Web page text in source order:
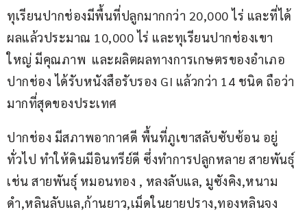
ทุเรียนปากช่องมีพื้นที่ปลูกมากกว่า 20,000 ไร่ และที่ได้
ผลแล้วประมาณ 10,000 ไร่ และทุเรียนปากช่องเขา
ใหญ่ มีคุณภาพ  และผลิตผลทางการเกษตรของอำเภอ
ปากช่อง ได้รับหนังสือรับรอง GI แล้วกว่า 14 ชนิด ถือว่า
มากที่สุดของประเทศ
ปากช่อง มีสภาพอากาศดี พื้นที่ภูเขาสลับซับซ้อน อยู่
ทั่วไป ทำให้ดินมีอินทรีย์ดี ซึ่งทำการปลูกหลาย สายพันธุ์
เช่น สายพันธุ์ หมอนทอง , หลงลับแล, มูซังคิง,หนาม
ดำ,หลินลับแล,ก้านยาว,เม็ดในยายปราง,ทองหลินจง